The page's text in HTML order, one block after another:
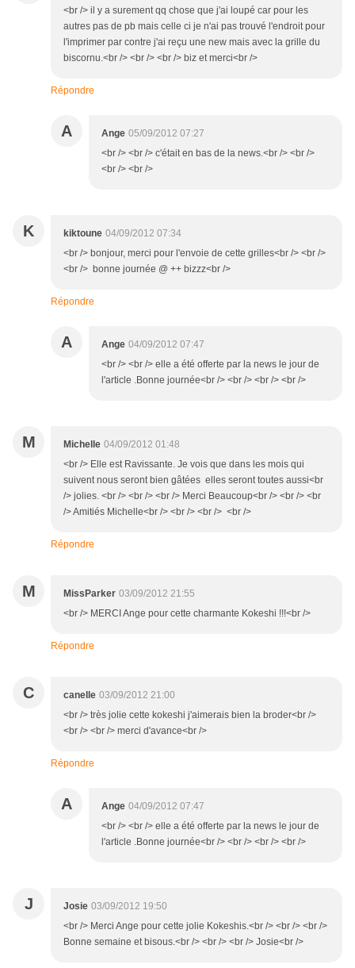
<br /> il y a surement qq chose que j'ai loupé car pour les
autres pas de pb mais celle ci je n'ai pas trouvé l'endroit pour
l'imprimer par contre j'ai reçu une new mais avec la grille du
biscornu.<br /> <br /> <br /> biz et merci<br />
Répondre
A Ange 05/09/2012 07:27
<br /> <br /> c'était en bas de la news.<br /> <br />
<br /> <br />
K kiktoune 04/09/2012 07:34
<br /> bonjour, merci pour l'envoie de cette grilles<br /> <br />
<br /> bonne journée @ ++ bizzz<br />
Répondre
A Ange 04/09/2012 07:47
<br /> <br /> elle a été offerte par la news le jour de
l'article .Bonne journée<br /> <br /> <br /> <br />
M Michelle 04/09/2012 01:48
<br /> Elle est Ravissante. Je vois que dans les mois qui
suivent nous seront bien gâtées elles seront toutes aussi<br
/> jolies. <br /> <br /> <br /> Merci Beaucoup<br /> <br /> <br
/> Amitiés Michelle<br /> <br /> <br /> <br />
Répondre
M MissParker 03/09/2012 21:55
<br /> MERCI Ange pour cette charmante Kokeshi !!!<br />
Répondre
C canelle 03/09/2012 21:00
<br /> très jolie cette kokeshi j'aimerais bien la broder<br />
<br /> <br /> merci d'avance<br />
Répondre
A Ange 04/09/2012 07:47
<br /> <br /> elle a été offerte par la news le jour de
l'article .Bonne journée<br /> <br /> <br /> <br />
J Josie 03/09/2012 19:50
<br /> Merci Ange pour cette jolie Kokeshis.<br /> <br /> <br />
Bonne semaine et bisous.<br /> <br /> <br /> Josie<br />